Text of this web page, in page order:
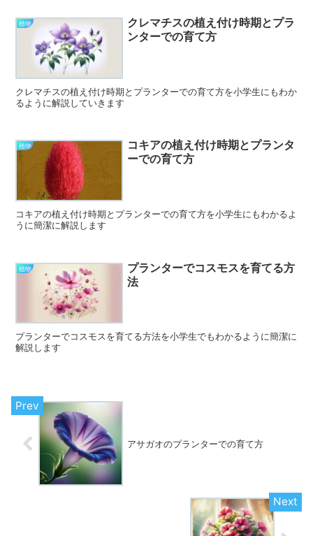
植物
クレマチスの植え付け時期とプラ
ンターでの育て方
クレマチスの植え付け時期とプランターでの育て方を小学生にもわか
るように解説していきます
植物
コキアの植え付け時期とプランタ
ーでの育て方
コキアの植え付け時期とプランターでの育て方を小学生にもわかるよ
うに簡潔に解説します
植物
プランターでコスモスを育てる方
法
プランターでコスモスを育てる方法を小学生でもわかるように簡潔に
解説します
アサガオのプランターでの育て方